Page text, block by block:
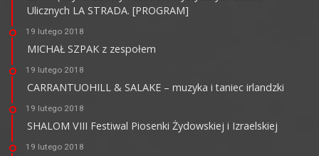
Ulicznych LA STRADA. [PROGRAM]
19 lutego 2018
MICHAŁ SZPAK z zespołem
19 lutego 2018
CARRANTUOHILL & SALAKE – muzyka i taniec irlandzki
19 lutego 2018
SHALOM VIII Festiwal Piosenki Żydowskiej i Izraelskiej
19 lutego 2018